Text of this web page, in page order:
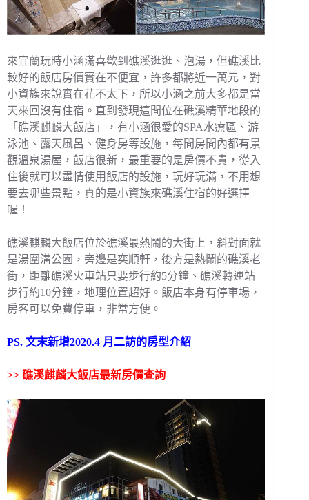
來宜蘭玩時小涵滿喜歡到礁溪逛逛、泡湯，但礁溪比
較好的飯店房價實在不便宜，許多都將近一萬元，對
小資族來說實在花不太下，所以小涵之前大多都是當
天來回沒有住宿。直到發現這間位在礁溪精華地段的
「礁溪麒麟大飯店」，有小涵很愛的SPA水療區、游
泳池、露天風呂、健身房等設施，每間房間內都有景
觀溫泉湯屋，飯店很新，最重要的是房價不貴，從入
住後就可以盡情使用飯店的設施，玩好玩滿，不用想
要去哪些景點，真的是小資族來礁溪住宿的好選擇
喔！
礁溪麒麟大飯店位於礁溪最熱鬧的大街上，斜對面就
是湯圍溝公園，旁邊是奕順軒，後方是熱鬧的礁溪老
街，距離礁溪火車站只要步行約5分鐘、礁溪轉運站
步行約10分鐘，地理位置超好。飯店本身有停車場，
房客可以免費停車，非常方便。
PS. 文末新增2020.4 月二訪的房型介紹
>> 礁溪麒麟大飯店最新房價查詢